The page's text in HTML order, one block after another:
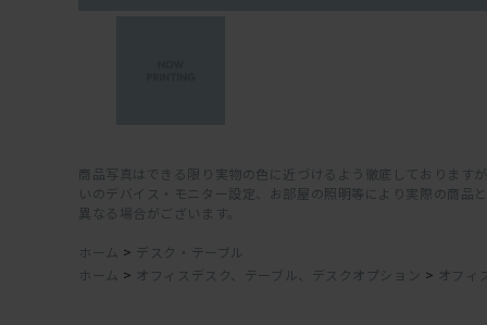
商品写真はできる限り実物の色に近づけるよう徹底しております
いのデバイス・モニター設定、お部屋の照明等により実際の商品
異なる場合がございます。
ホーム > デスク・テーブル
ホーム > オフィスデスク、テーブル、デスクオプション > オフィ